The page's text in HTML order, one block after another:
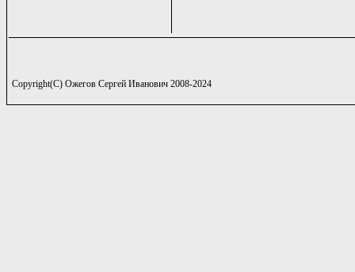
Copyright(C) Ожегов Сергей Иванович 2008-2024